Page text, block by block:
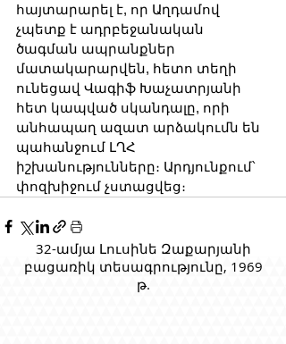
հայտարարել է, որ Աղդամով
չպետք է ադրբեջանական
ծագման ապրանքներ
մատակարարվեն, հետո տեղի
ունեցավ Վագիֆ Խաչատրյանի
հետ կապված սկանդալը, որի
անհապաղ ազատ արձակումն են
պահանջում ԼՂՀ
իշխանությունները։ Արդյունքում՝
փոզխիջում չստացվեց։
32-ամյա Լուսինե Զաքարյանի
բացառիկ տեսագրությունը, 1969
թ.